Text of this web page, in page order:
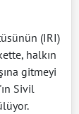
(IRI)
halkın
gitmeyi
Sivil